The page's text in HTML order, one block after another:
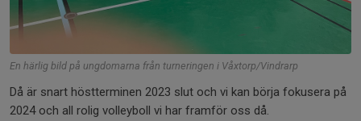
En härlig bild på ungdomarna från turneringen i Våxtorp/Vindrarp
Då är snart höstterminen 2023 slut och vi kan börja fokusera på
2024 och all rolig volleyboll vi har framför oss då.